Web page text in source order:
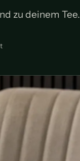
zu deinem Tee.